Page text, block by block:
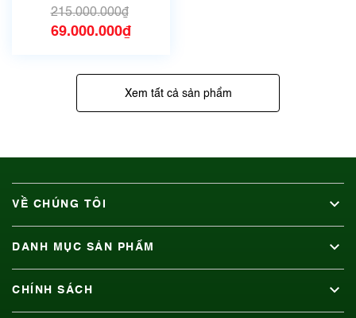
dụng
215.000.000₫
69.000.000₫
Xem tất cả sản phẩm
VỀ CHÚNG TÔI
DANH MỤC SẢN PHẨM
CHÍNH SÁCH